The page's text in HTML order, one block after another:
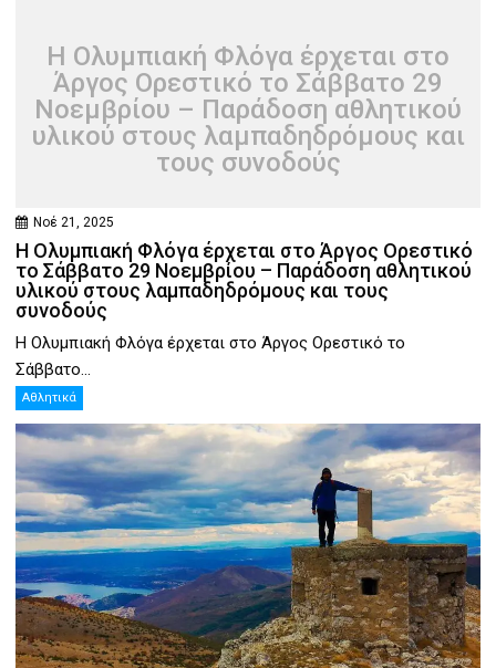
Η Ολυμπιακή Φλόγα έρχεται στο
Άργος Ορεστικό το Σάββατο 29
Νοεμβρίου – Παράδοση αθλητικού
υλικού στους λαμπαδηδρόμους και
τους συνοδούς
Νοέ 21, 2025
Η Ολυμπιακή Φλόγα έρχεται στο Άργος Ορεστικό
το Σάββατο 29 Νοεμβρίου – Παράδοση αθλητικού
υλικού στους λαμπαδηδρόμους και τους
συνοδούς
Η Ολυμπιακή Φλόγα έρχεται στο Άργος Ορεστικό το
Σάββατο...
Αθλητικά